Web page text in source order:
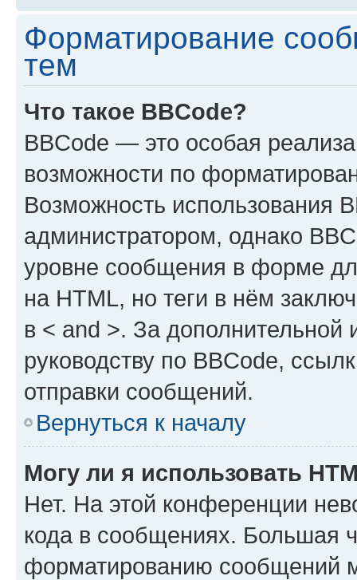
Форматирование
тем
Что такое BBCode?
BBCode — это особая
возможности по
Возможность использования
администратором, однако
уровне сообщения в форме
на HTML, но теги в нём
в < and >. За
руководству по BBCode,
отправки сообщений.
Вернуться к началу
Могу ли я использовать
Нет. На этой конференции
кода в сообщениях. Большая
форматированию сообщений